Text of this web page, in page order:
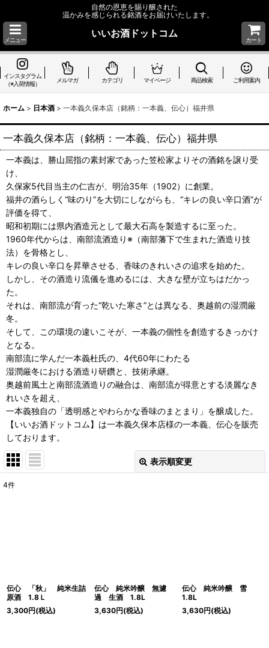
自然の恩恵を賜り醸された
温かみを感じられる銘酒をお届けいたします。
メニュー
いいお酒ドットコム
カート
インスタグラム
（※入荷情報）
メルマガ カテゴリ マイページ 商品検索 ご利用案内
ホーム > 日本酒 > 一本義久保本店（銘柄：一本義、伝心）福井県
一本義久保本店（銘柄：一本義、伝心）福井県
一本義は、勝山屈指の素封家であった笠松家よりその酒銘を譲り受
け、
久保家5代目当主の仁吉が、明治35年（1902）に創業。
福井の酒らしく“味のり”を大切にしながらも、“キレの良い辛口酒”が
評価を得て、
昭和初期には県内酒造元として最大石高を製造するに至った。
1960年代からは、南部流酒造り※（南部藩下で生まれた酒造り技
法）を骨格とし、
キレの良い辛口を昇華させる、香味のきれいさの追求を始めた。
しかし、その酒造り流儀を進めるには、大きな壁が立ちはだかっ
た。
それは、南部流が育った“乾いた寒さ”とは異なる、奥越前の湿潤厳
冬。
そして、この環境の違いこそが、一本義の個性を創造するきっかけ
となる。
南部流に学んだ一本義杜氏の、4代60年にわたる
湿潤厳冬における酒造り研鑽と、技術承継。
奥越前風土と南部流酒造りの融合は、南部流が得意とする淡麗なき
れいさを超え、
一本義独自の「透明感とやわらかな香味のまとまり」を醸成した。
【いいお酒ドットコム】は一本義久保本店様の一本義、伝心を販売
しております。
表示順変更
4件
伝心 「秋」 純米生詰
原酒 1.8Ｌ
3,300円(税込)
伝心 純米吟醸 無濾
過 生酒 1.8L
3,630円(税込)
伝心 純米吟醸 雪
1.8L
3,630円(税込)